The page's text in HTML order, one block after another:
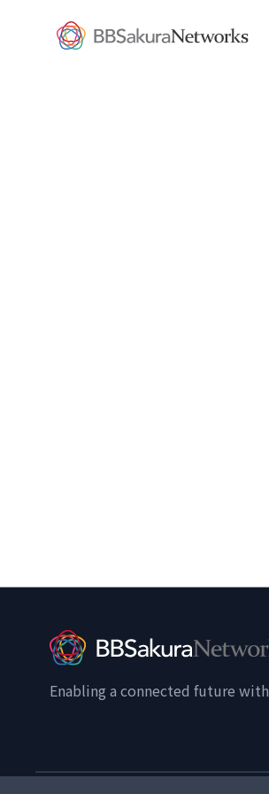
BBSakura Networks
Enabling a connected future